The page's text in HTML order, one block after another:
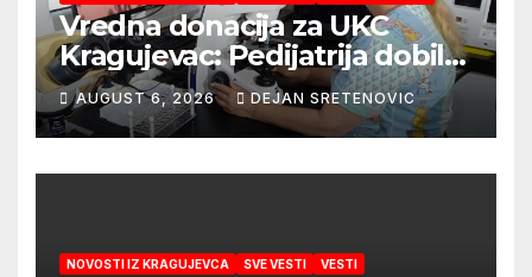
Vredna donacija za UKC
Kragujevac: Pedijatrija dobila
mobilni rendgen i mikroskop
vredne 9,6 miliona dinara
AUGUST 6, 2026 DEJAN SRETENOVIC
NOVOSTI IZ KRAGUJEVCA SVE VESTI VESTI